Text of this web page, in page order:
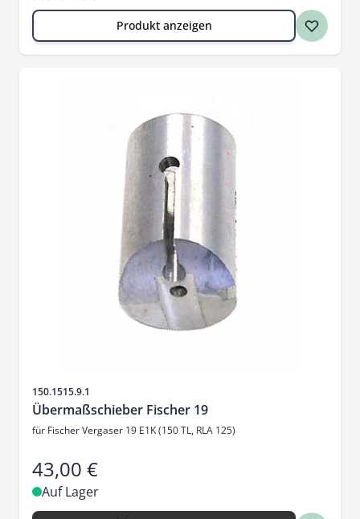
Produkt anzeigen
Artikelnr.
150.1515.9.1
Übermaßschieber Fischer 19
für Fischer Vergaser 19 E1K (150 TL, RLA 125)
43,00 €
Auf Lager